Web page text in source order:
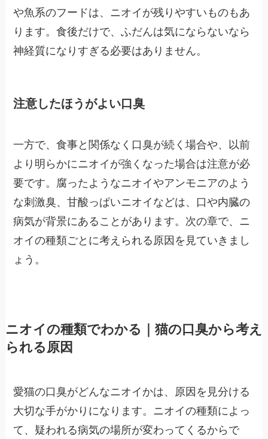
や魚系のフードは、ニオイが残りやすいものもあ
ります。食後だけで、ふだんは気にならないなら
神経質になりすぎる必要はありません。
注意したほうがよい口臭
一方で、食事と関係なく口臭が続く場合や、以前
より明らかにニオイが強くなった場合は注意が必
要です。腐ったようなニオイやアンモニアのよう
な刺激臭、甘酸っぱいニオイなどは、口や内臓の
病気が背景にあることがあります。次の章で、ニ
オイの種類ごとに考えられる原因を見ていきまし
ょう。
ニオイの種類でわかる｜猫の口臭から考え
られる原因
愛猫の口臭がどんなニオイかは、原因を見分ける
大切な手がかりになります。ニオイの種類によっ
て、疑われる病気の場所が変わってくるからで